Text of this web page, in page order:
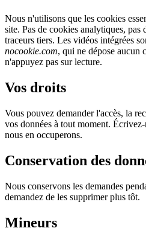
Nous n'utilisons que les cookies
site. Pas de cookies analytiques,
traceurs tiers. Les vidéos intégrées
nocookie.com, qui ne dépose aucun
n'appuyez pas sur lecture.
Vos droits
Vous pouvez demander l'accès, la
vos données à tout moment. Écrivez-
nous en occuperons.
Conservation des
Nous conservons les demandes
demandez de les supprimer plus tôt.
Mineurs